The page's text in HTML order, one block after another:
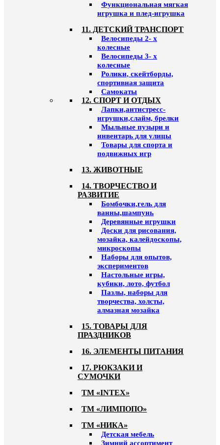
Функциональная мягкая
игрушка и плед-игрушка
11. ДЕТСКИЙ ТРАНСПОРТ
Велосипеды 2- х
колесные
Велосипеды 3- х
колесные
Ролики, скейтборды,
спортивная защита
Самокаты
12. СПОРТ И ОТДЫХ
Лапки,антистресс-
игрушки,слайм, брелки
Мыльные пузыри и
инвентарь для улицы
Товары для спорта и
подвижных игр
13. ЖИВОТНЫЕ
14. ТВОРЧЕСТВО И
РАЗВИТИЕ
Бомбочки,гель для
ванны,шампунь
Деревянные игрушки
Доски для рисования,
мозайка, калейдоскопы,
микроскопы
Наборы для опытов,
экспериментов
Настольные игры,
кубики, лото, футбол
Пазлы, наборы для
творчества, холсты,
алмазная мозайка
15. ТОВАРЫ ДЛЯ
ПРАЗДНИКОВ
16. ЭЛЕМЕНТЫ ПИТАНИЯ
17. РЮКЗАКИ И
СУМОЧКИ
ТМ «INTEX»
ТМ «ЛИМПОПО»
ТМ «НИКА»
Детская мебель
Зимний ассортимент